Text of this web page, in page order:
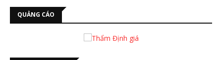
QUẢNG CÁO